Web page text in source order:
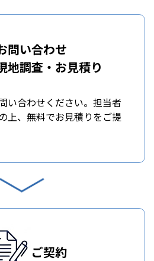
問い合わせ
地調査・お見積り
い合わせください。担当者
上、無料でお見積りをご提
ご契約